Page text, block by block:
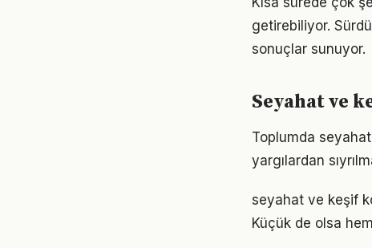
getirebiliyor.
sonuçlar sunuyor.
Seyahat ve
Toplumda
yargılardan
seyahat ve keşif
Küçük de olsa